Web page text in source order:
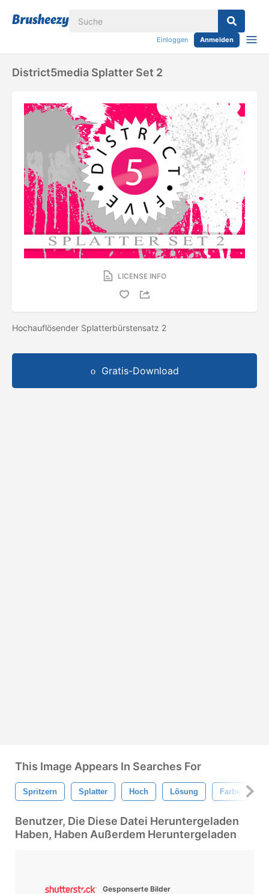
Einloggen Anmelden
District5media Splatter Set 2
LICENSE INFO
Hochauflösender Splatterbürstensatz 2
Gratis-Download
This Image Appears In Searches For
Spritzern Splatter Hoch Lösung Farbe
Benutzer, Die Diese Datei Heruntergeladen
Haben, Haben Außerdem Heruntergeladen
Gesponserte Bilder